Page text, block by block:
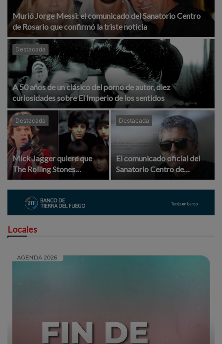
Murió Jorge Messi: el comunicado del Sanatorio Centro
de Rosario que confirmó la triste noticia
Destacada
A 50 años de un clásico del porno de autor, diez
curiosidades sobre El Imperio de los sentidos
Destacada
Mick Jagger quiere que
The Rolling Stones
también tengan su gran
biopic: el fenómeno The
Beatles inspira un nuevo
proyecto
Destacada
El comunicado oficial del
Sanatorio Centro de
Rosario por la muerte de
Jorge Messi
Locales